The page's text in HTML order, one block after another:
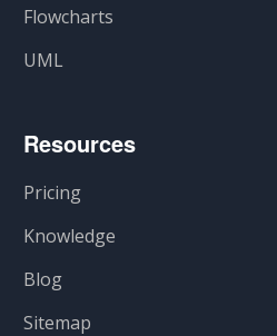
Flowcharts
UML
Resources
Pricing
Knowledge
Blog
Sitemap